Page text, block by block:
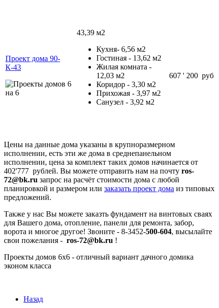
Проект дома 90-
К-43
43,39 м2
Кухня- 6,56 м2
Гостиная - 13,62 м2
Жилая комната -
12,03 м2
Коридор - 3,30 м2
Прихожая - 3,97 м2
Санузел - 3,92 м2
607 ' 200 руб
Цены на данные дома указаны в крупноразмерном
исполнении, есть эти же дома в среднепанельном
исполнении, цена за комплект таких домов начинается от
402'777 рублей. Вы можете отправить нам на почту ros-
72@bk.ru запрос на расчёт стоимости дома с любой
планировкой и размером или заказать проект дома из типовых
предложений.
Также у нас Вы можете заказть фундамент на винтовых сваях
для Вашего дома, отопление, панели для ремонта, забор,
ворота и многое другое! Звоните - 8-3452-500-604, высылайте
свои пожелания - ros-72@bk.ru !
Проекты домов 6х6 - отличный вариант дачного домика
эконом класса
Назад